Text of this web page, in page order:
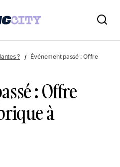
à La Fabrique à Cookies
?
Événement passé : Offre
: Offre
à